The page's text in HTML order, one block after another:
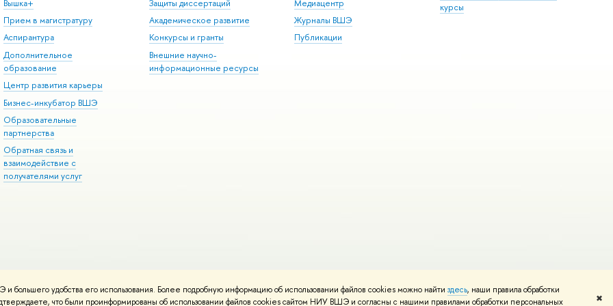
удобства его использования. Более подробную информацию об использовании файлов cookies можно найти здесь, наши правила обработки
что были проинформированы об использовании файлов cookies сайтом НИУ ВШЭ и согласны с нашими правилами обработки персональных ✖
Вышка+
Прием в магистратуру
Аспирантура
Дополнительное
образование
Центр развития карьеры
Бизнес-инкубатор ВШЭ
Образовательные
партнерства
Обратная связь и
взаимодействие с
получателями услуг
Защиты диссертаций
Академическое развитие
Конкурсы и гранты
Внешние научно-
информационные ресурсы
Медиацентр
Журналы ВШЭ
Публикации
курсы
Редактору
Условия использования материалов Политика конфиденциальности Карта сайта
вШколе дизайна НИУ ВШЭ